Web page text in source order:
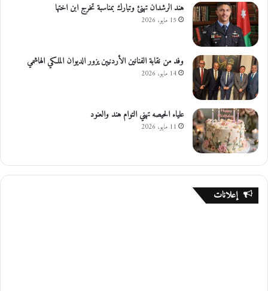
هند الرشدان تهنئ وتبارك بمناسبة تخرج ابن اختها
15 مايو، 2026
وفد من نقابة الفنانين الأردنيين يزور الديوان الملكي الهاشمي
14 مايو، 2026
علياء الحيصه تهني التوام هند والعنود
11 مايو، 2026
إعلانات